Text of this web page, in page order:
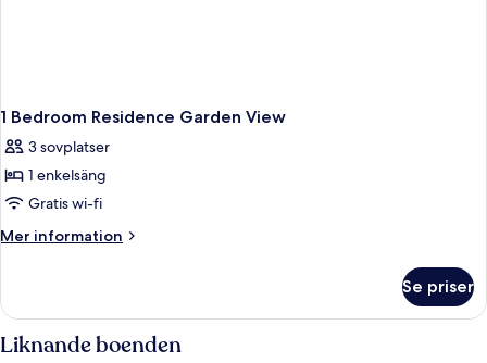
1 Bedroom Residence Garden View
3 sovplatser
1 enkelsäng
Gratis wi-fi
Mer information
Mer
Bedroom
Residence
Garden
Se priser
Liknande boenden